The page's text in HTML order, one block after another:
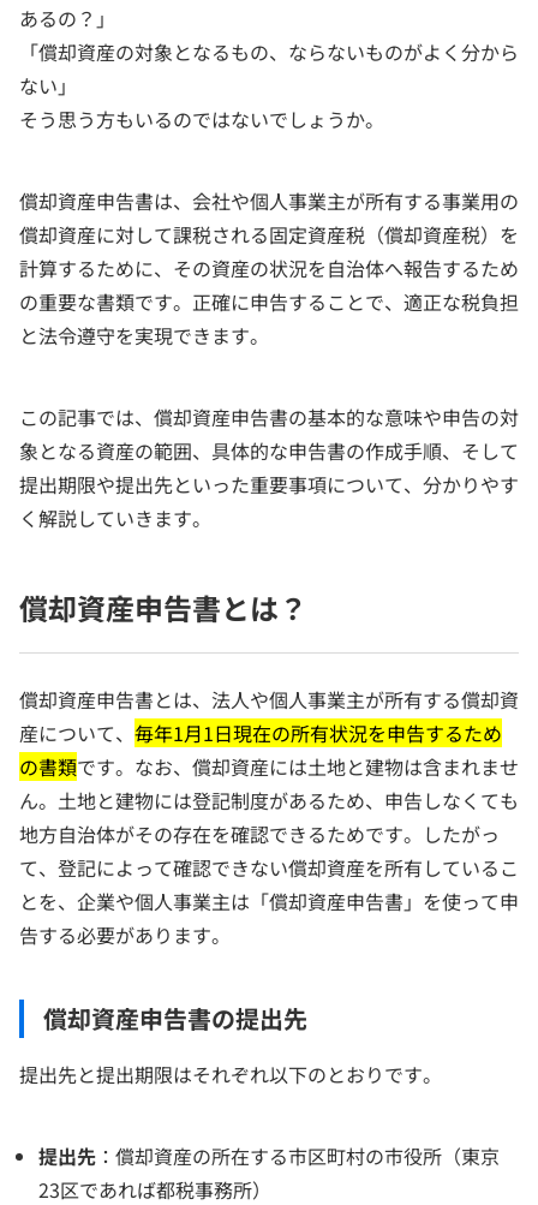
あるの？」
「償却資産の対象となるもの、ならないものがよく分から
ない」
そう思う方もいるのではないでしょうか。
償却資産申告書は、会社や個人事業主が所有する事業用の
償却資産に対して課税される固定資産税（償却資産税）を
計算するために、その資産の状況を自治体へ報告するため
の重要な書類です。正確に申告することで、適正な税負担
と法令遵守を実現できます。
この記事では、償却資産申告書の基本的な意味や申告の対
象となる資産の範囲、具体的な申告書の作成手順、そして
提出期限や提出先といった重要事項について、分かりやす
く解説していきます。
償却資産申告書とは？
償却資産申告書とは、法人や個人事業主が所有する償却資
産について、 毎年1月1日現在の所有状況を申告するため
の書類です。なお、償却資産には土地と建物は含まれませ
ん。土地と建物には登記制度があるため、申告しなくても
地方自治体がその存在を確認できるためです。したがっ
て、登記によって確認できない償却資産を所有しているこ
とを、企業や個人事業主は「償却資産申告書」を使って申
告する必要があります。
償却資産申告書の提出先
提出先と提出期限はそれぞれ以下のとおりです。
提出先 ：償却資産の所在する市区町村の市役所（東京
23区であれば都税事務所）